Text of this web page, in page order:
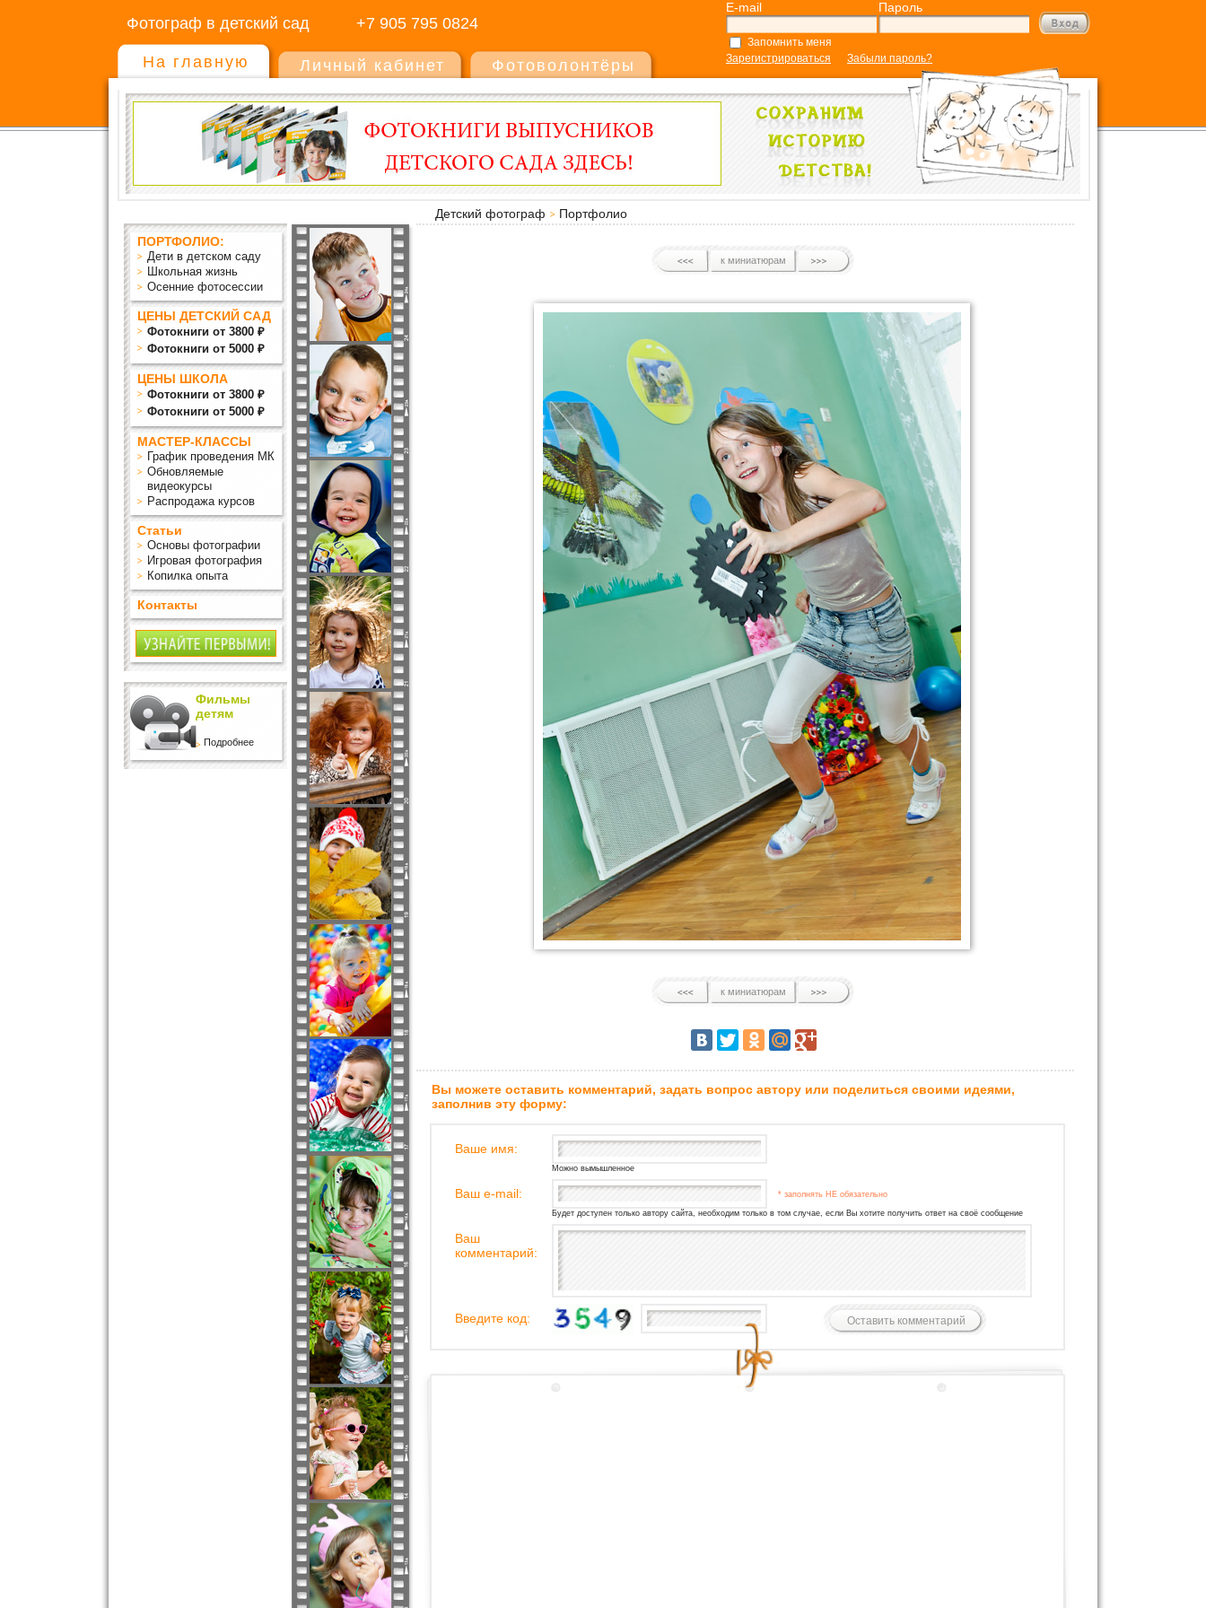
Фотограф в детский сад +7 905 795 0824
E-mail Пароль
Запомнить меня
Зарегистрироваться
Забыли пароль?
На главную Личный кабинет Фотоволонтёры
Детский фотограф
Портфолио
ПОРТФОЛИО:
Дети в детском саду
Школьная жизнь
Осенние фотосессии
ЦЕНЫ ДЕТСКИЙ САД
Фотокниги от 3800 ₽
Фотокниги от 5000 ₽
ЦЕНЫ ШКОЛА
Фотокниги от 3800 ₽
Фотокниги от 5000 ₽
МАСТЕР-КЛАССЫ
График проведения МК
Обновляемые
видеокурсы
Распродажа курсов
Статьи
Основы фотографии
Игровая фотография
Копилка опыта
Контакты
Фильмы
детям
Подробнее
к миниатюрам
к миниатюрам
Вы можете оставить комментарий, задать вопрос автору или поделиться своими идеями,
заполнив эту форму:
Ваше имя:
Можно вымышленное
Ваш e-mail: * заполнять НЕ обязательно
Будет доступен только автору сайта, необходим только в том случае, если Вы хотите получить ответ на своё сообщение
Ваш
комментарий:
Введите код: